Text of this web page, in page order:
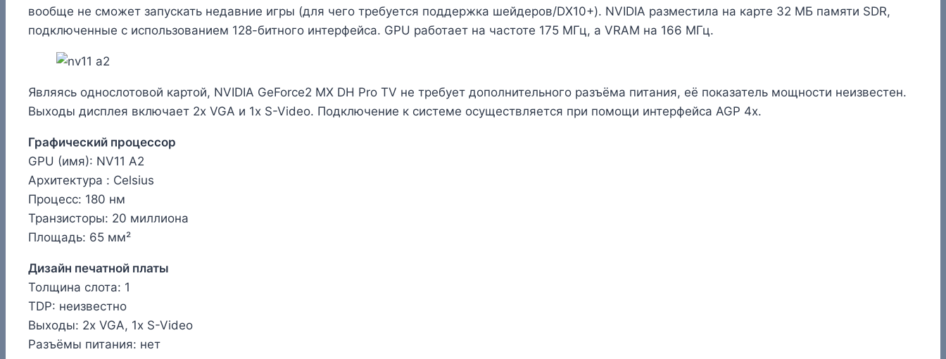
вообще не сможет запускать недавние игры (для чего требуется поддержка шейдеров/DX10+). NVIDIA разместила на карте 32 МБ памяти SDR,
подключенные с использованием 128-битного интерфейса. GPU работает на частоте 175 МГц, а VRAM на 166 МГц.
Являясь однослотовой картой, NVIDIA GeForce2 MX DH Pro TV не требует дополнительного разъёма питания, её показатель мощности неизвестен.
Выходы дисплея включает 2x VGA и 1x S-Video. Подключение к системе осуществляется при помощи интерфейса AGP 4x.
Графический процессор
GPU (имя): NV11 A2
Архитектура : Celsius
Процесс: 180 нм
Транзисторы: 20 миллиона
Площадь: 65 мм²
Дизайн печатной платы
Толщина слота: 1
TDP: неизвестно
Выходы: 2x VGA, 1x S-Video
Разъёмы питания: нет